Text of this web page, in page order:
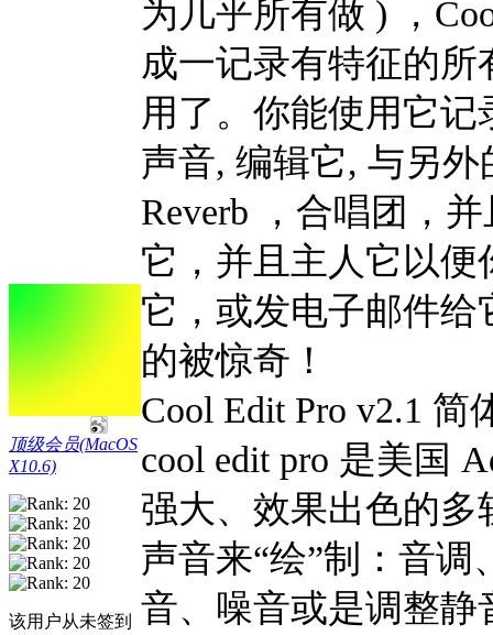
顶级会员(MacOS
X10.6)
该用户从未签到
为几乎所有做 ) ，
成一记录有特征的
用了。你能使用它
声音, 编辑它, 与另
Reverb ，合唱团，
它，并且主人它以便
它，或发电子邮件
的被惊奇！
Cool Edit Pro v2.1
cool edit pro 是美国
强大、效果出色的
声音来“绘”制：音
音、噪音或是调整